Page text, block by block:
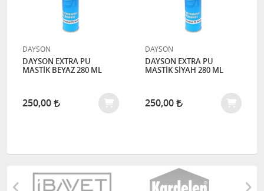
DAYSON
DAYSON EXTRA PU
MASTİK BEYAZ 280 ML
250,00
DAYSON
DAYSON EXTRA PU
MASTİK SİYAH 280 ML
250,00